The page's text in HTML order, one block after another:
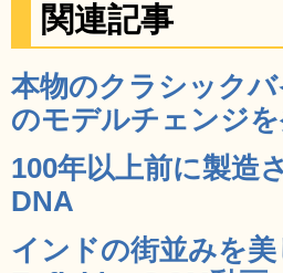
関連記事
本物のクラシック
のモデルチェンジ
100年以上前に製造
DNA
インドの街並みを